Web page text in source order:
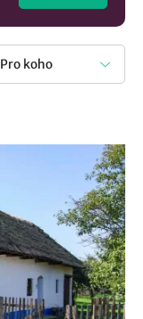
Pro koho